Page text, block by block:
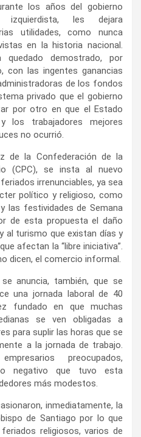
los años del gobierno
izquierdista, les dejara
utilidades, como nunca
en la historia nacional.
quedado demostrado, por
con las ingentes ganancias
de los fondos
privado que el gobierno
por otro en que el Estado
los trabajadores mejores
no ocurrió.
de la Confederación de la
(CPC), se insta al nuevo
irrenunciables, ya sea
político y religioso, como
las festividades de Semana
de esta propuesta el daño
al turismo que existan días y
afectan la “libre iniciativa”.
dicen, el comercio informal.
anuncia, también, que se
una jornada laboral de 40
fundado en que muchas
se ven obligadas a
para suplir las horas que se
a la jornada de trabajo.
preocupados,
negativo que tuvo esta
más modestos.
inmediatamente, la
de Santiago por lo que
religiosos, varios de